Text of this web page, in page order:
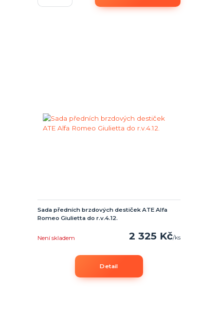
Sada předních brzdových destiček ATE Alfa
Romeo Giulietta do r.v.4.12.
2 325 Kč/ks
Není skladem
Detail